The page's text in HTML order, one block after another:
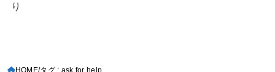
り
HOME タグ : ask for help